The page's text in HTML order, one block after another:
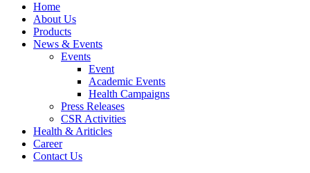
Home
About Us
Products
News & Events
Events
Event
Academic Events
Health Campaigns
Press Releases
CSR Activities
Health & Ariticles
Career
Contact Us